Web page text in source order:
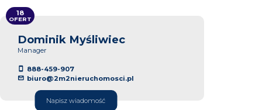
Dominik Myśliwiec
Manager
888-459-907
biuro@2m2nieruchomosci.pl
Napisz wiadomość
18
OFERT